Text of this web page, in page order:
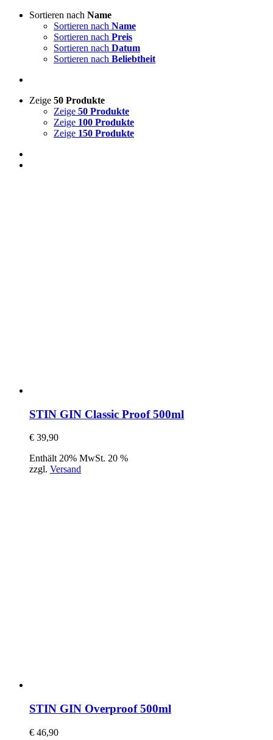
Sortieren nach Name
Sortieren nach Name
Sortieren nach Preis
Sortieren nach Datum
Sortieren nach Beliebtheit
Zeige 50 Produkte
Zeige 50 Produkte
Zeige 100 Produkte
Zeige 150 Produkte
STIN GIN Classic Proof 500ml
€ 39,90
Enthält 20% MwSt. 20 %
zzgl. Versand
STIN GIN Overproof 500ml
€ 46,90